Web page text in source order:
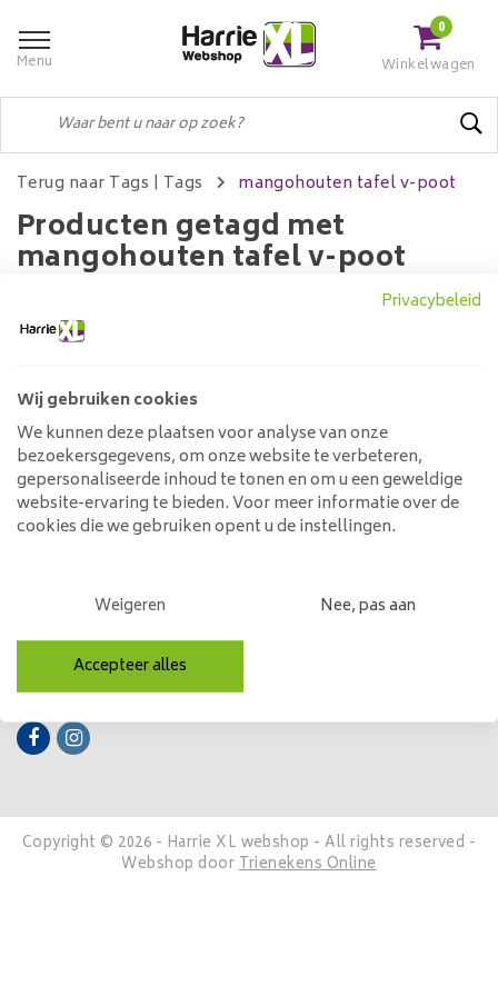
Menu
0
Winkelwagen
Terug naar Tags | Tags mangohouten tafel v-poot
Producten getagd met
mangohouten tafel v-poot
Geen producten gevonden!...
Klantenservice
Mijn account
Categorieën
Contactgegevens
Volg ons
Copyright © 2026 - Harrie XL webshop - All rights reserved -
Webshop doorTrienekens Online
Privacybeleid
Wij gebruiken cookies
We kunnen deze plaatsen voor analyse van onze
bezoekersgegevens, om onze website te verbeteren,
gepersonaliseerde inhoud te tonen en om u een geweldige
website-ervaring te bieden. Voor meer informatie over de
cookies die we gebruiken opent u de instellingen.
Weigeren Nee, pas aan
Accepteer alles